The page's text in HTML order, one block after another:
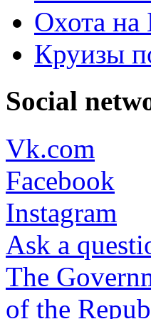
Охота на
Круизы
Social
Vk.com
Facebook
Instagram
Ask a
The
of the